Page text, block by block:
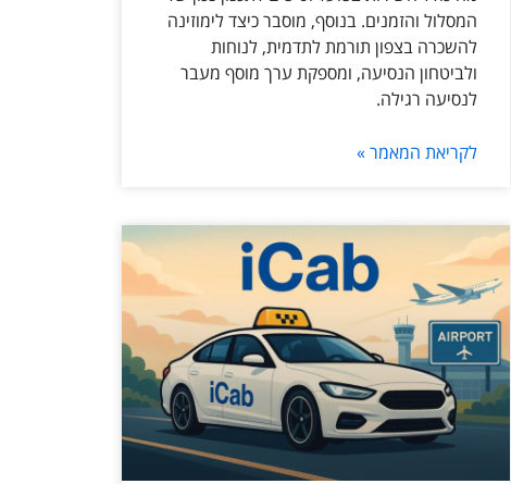
המסלול והזמנים. בנוסף, מוסבר כיצד לימוזינה
להשכרה בצפון תורמת לתדמית, לנוחות
ולביטחון הנסיעה, ומספקת ערך מוסף מעבר
לנסיעה רגילה.
לקריאת המאמר »